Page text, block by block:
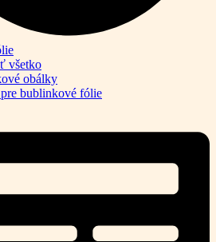
všetko
obálky
bublinkové fólie